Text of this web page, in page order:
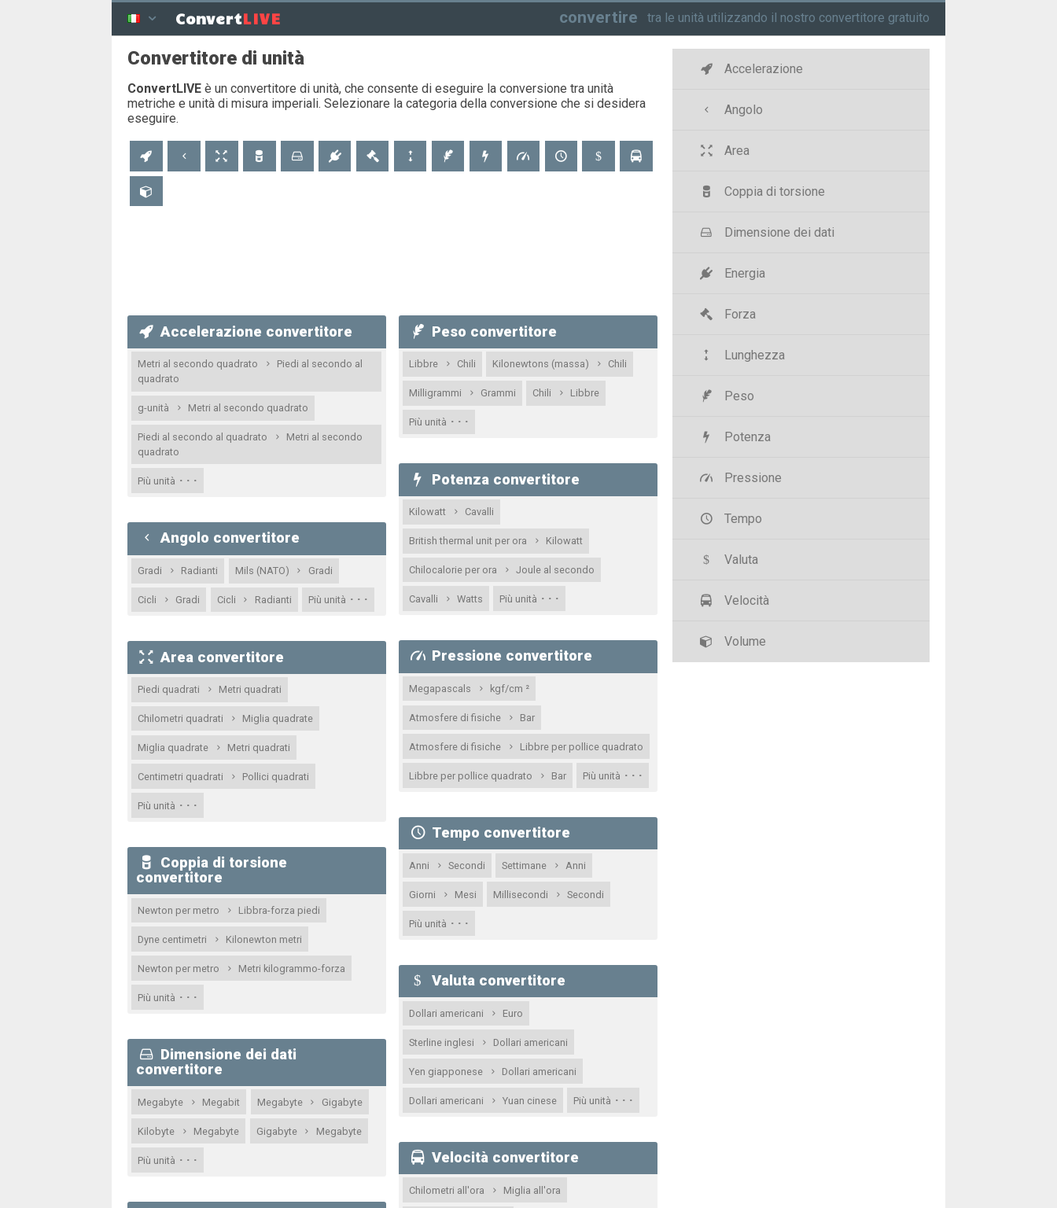
ConvertLIVE convertire tra le unità utilizzando il nostro convertitore gratuito
Convertitore di unità
ConvertLIVE è un convertitore di unità, che consente di eseguire la conversione tra unità
metriche e unità di misura imperiali. Selezionare la categoria della conversione che si desidera
eseguire.
Accelerazione convertitore
Metri al secondo quadrato
Piedi al secondo al
quadrato
g-unità Metri al secondo quadrato
Piedi al secondo al quadrato
Metri al secondo
quadrato
Più unità · · ·
Angolo convertitore
Gradi Radianti Mils (NATO) Gradi
Cicli Gradi Cicli Radianti Più unità · · ·
Area convertitore
Piedi quadrati Metri quadrati
Chilometri quadrati Miglia quadrate
Miglia quadrate Metri quadrati
Centimetri quadrati Pollici quadrati
Più unità · · ·
Coppia di torsione
convertitore
Newton per metro Libbra-forza piedi
Dyne centimetri Kilonewton metri
Newton per metro Metri kilogrammo-forza
Più unità · · ·
Dimensione dei dati
convertitore
Megabyte Megabit Megabyte Gigabyte
Kilobyte Megabyte Gigabyte Megabyte
Più unità · · ·
Peso convertitore
Libbre Chili Kilonewtons (massa) Chili
Milligrammi Grammi Chili Libbre
Più unità · · ·
Potenza convertitore
Kilowatt Cavalli
British thermal unit per ora Kilowatt
Chilocalorie per ora Joule al secondo
Cavalli Watts Più unità · · ·
Pressione convertitore
Megapascals kgf/cm ²
Atmosfere di fisiche Bar
Atmosfere di fisiche Libbre per pollice quadrato
Libbre per pollice quadrato Bar Più unità · · ·
Tempo convertitore
Anni Secondi Settimane Anni
Giorni Mesi Millisecondi Secondi
Più unità · · ·
Valuta convertitore
Dollari americani Euro
Sterline inglesi Dollari americani
Yen giapponese Dollari americani
Dollari americani Yuan cinese Più unità · · ·
Velocità convertitore
Chilometri all'ora Miglia all'ora
Accelerazione
Angolo
Area
Coppia di torsione
Dimensione dei dati
Energia
Forza
Lunghezza
Peso
Potenza
Pressione
Tempo
Valuta
Velocità
Volume